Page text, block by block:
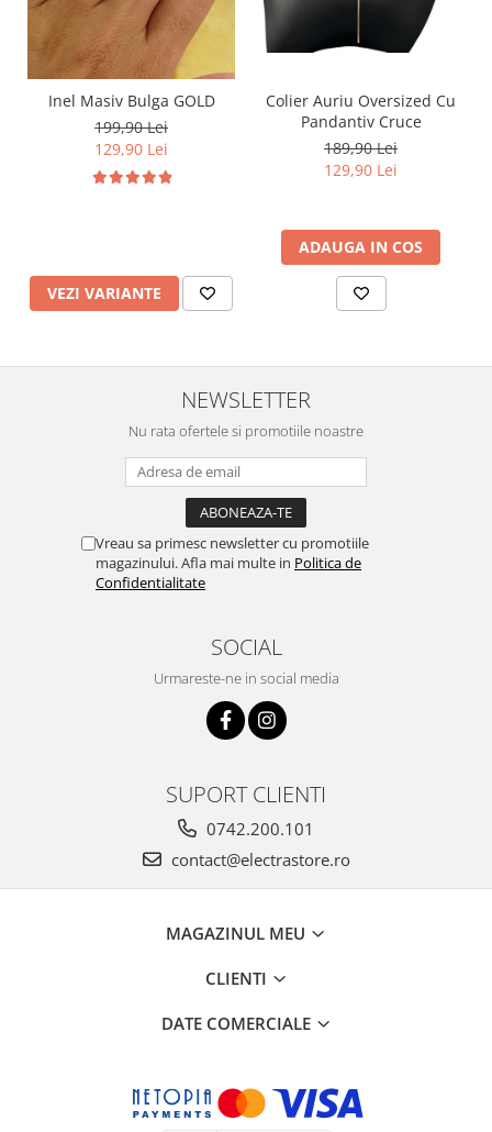
Inel Masiv Bulga GOLD
199,90 Lei
129,90 Lei
VEZI VARIANTE
Colier Auriu Oversized Cu
Pandantiv Cruce
189,90 Lei
129,90 Lei
ADAUGA IN COS
NEWSLETTER
Nu rata ofertele si promotiile noastre
Vreau sa primesc newsletter cu promotiile
magazinului. Afla mai multe in Politica de
Confidentialitate
SOCIAL
Urmareste-ne in social media
SUPORT CLIENTI
0742.200.101
contact@electrastore.ro
MAGAZINUL MEU
CLIENTI
DATE COMERCIALE